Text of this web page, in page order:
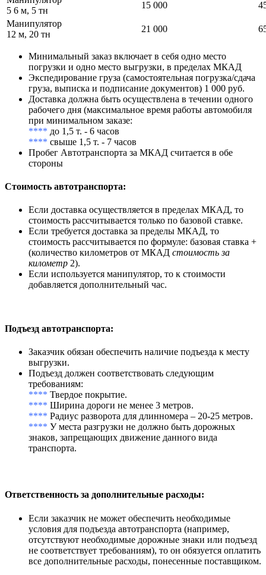
5 6 м, 5 тн
15 000
Манипулятор
12 м, 20 тн
21 000
Минимальный заказ включает в себя одно место
погрузки и одно место выгрузки, в пределах МКАД
Экспедирование груза (самостоятельная погрузка/сдача
груза, выписка и подписание документов) 1 000 руб.
Доставка должна быть осуществлена в течении одного
рабочего дня (максимальное время работы автомобиля
при минимальном заказе:
**** до 1,5 т. - 6 часов
**** свыше 1,5 т. - 7 часов
Пробег Автотранспорта за МКАД считается в обе
стороны
Стоимость автотранспорта:
Если доставка осуществляется в пределах МКАД, то
стоимость рассчитывается только по базовой ставке.
Если требуется доставка за пределы МКАД, то
стоимость рассчитывается по формуле: базовая ставка +
(количество километров от МКАД стоимость за
километр 2).
Если используется манипулятор, то к стоимости
добавляется дополнительный час.
Подъезд автотранспорта:
Заказчик обязан обеспечить наличие подъезда к месту
выгрузки.
Подъезд должен соответствовать следующим
требованиям:
**** Твердое покрытие.
**** Ширина дороги не менее 3 метров.
**** Радиус разворота для длинномера – 20-25 метров.
**** У места разгрузки не должно быть дорожных
знаков, запрещающих движение данного вида
транспорта.
Ответственность за дополнительные расходы:
Если заказчик не может обеспечить необходимые
условия для подъезда автотранспорта (например,
отсутствуют необходимые дорожные знаки или подъезд
не соответствует требованиям), то он обязуется оплатить
все дополнительные расходы, понесенные поставщиком.